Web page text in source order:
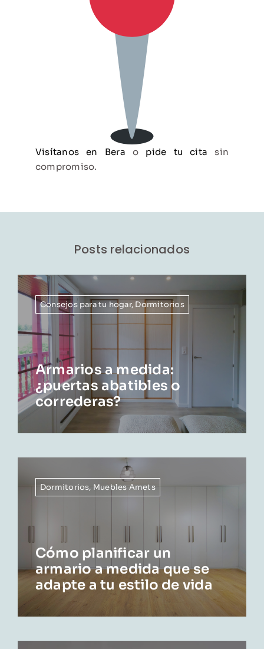
Visítanos en Bera o pide tu cita sin
compromiso.
Posts relacionados
Consejos para tu hogar, Dormitorios
Armarios a medida:
¿puertas abatibles o
correderas?
Dormitorios, Muebles Amets
Cómo planificar un
armario a medida que se
adapte a tu estilo de vida